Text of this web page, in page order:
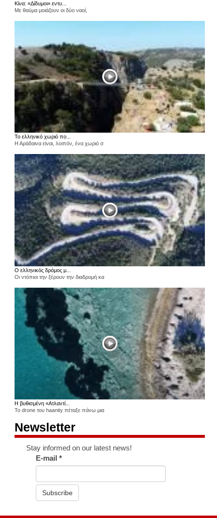
Κίνα: «Δίδυμοι» εντυ...
Με θαύμα μοιάζουν οι δύο ναοί,
Το ελληνικό χωριό πο...
Η Αράδαινα είναι, λοιπόν, ένα χωριό σ
Ο ελληνικός δρόμος μ...
Οι ντόπιοι την ξέρουν την διαδρομή κα
Η βυθισμένη «Ατλαντί...
Το drone του haanity πέταξε πάνω μια
Newsletter
Stay informed on our latest news!
E-mail*
Subscribe